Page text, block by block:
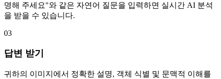
명해 주세요"와 같은 자연어 질문을 입력하면 실시간 AI 분석
을 받을 수 있습니다.
03
답변 받기
귀하의 이미지에서 정확한 설명, 객체 식별 및 문맥적 이해를